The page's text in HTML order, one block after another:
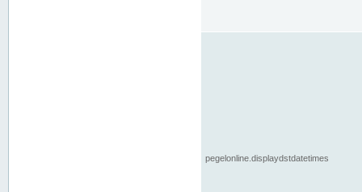
pegelonline.displaydstdatetimes